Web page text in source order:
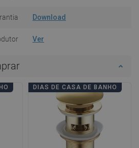
Download
Ver
DIAS DE CASA DE BANHO